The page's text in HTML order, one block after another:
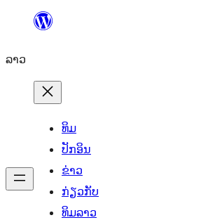
ທີ່
ເນື້ອຫາ
ລາວ
ທິມ
ປັກອິນ
ຂ່າວ
ກ່ຽວກັບ
ທິມລາວ